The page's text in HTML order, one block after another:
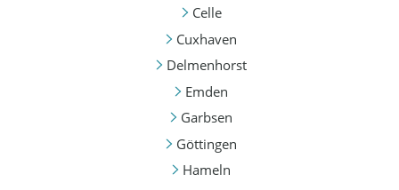
Celle
Cuxhaven
Delmenhorst
Emden
Garbsen
Göttingen
Hameln